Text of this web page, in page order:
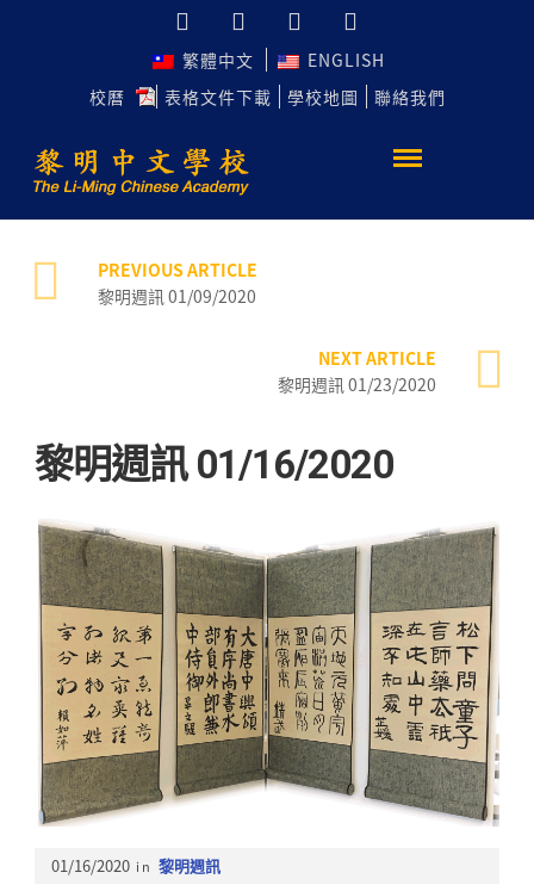
繁體中文
ENGLISH
校曆
表格文件下載 學校地圖 聯絡我們
PREVIOUS ARTICLE
黎明週訊 01/09/2020
NEXT ARTICLE
黎明週訊 01/23/2020
黎明週訊 01/16/2020
01/16/2020 in 黎明週訊